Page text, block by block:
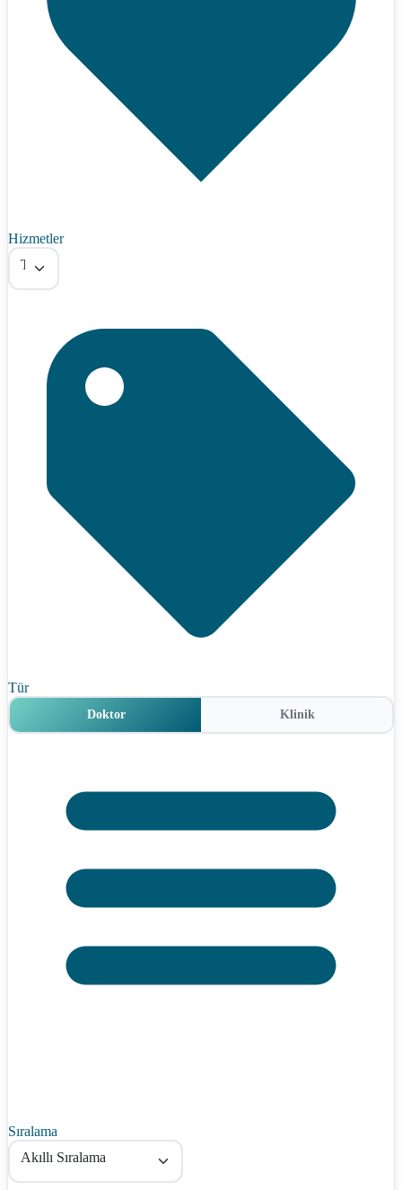
Hizmetler
Tümü
Tür
Doktor Klinik
Sıralama
Akıllı Sıralama